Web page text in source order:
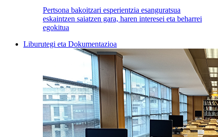
Pertsona bakoitzari esperientzia esanguratsua
eskaintzen saiatzen gara, haren interesei eta beharrei
egokitua
Liburutegi eta Dokumentazioa